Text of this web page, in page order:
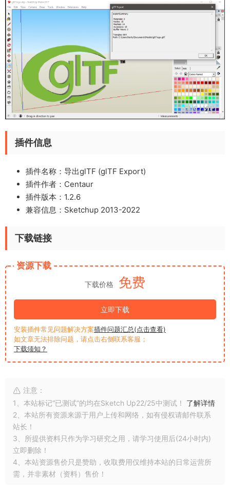
插件信息
插件名称：导出glTF (glTF Export)
插件作者：Centaur
插件版本：1.2.6
兼容信息：Sketchup 2013-2022
下载链接
资源下载
下载价格 免费
立即下载
安装插件常见问题解决方案插件问题汇总(点击查看)
如文章无法排除问题，请点击右侧联系客服；
下载须知？
注意：
1、本站标记“已测试”的均在Sketch Up22/25中测试！ 了解详情
2、本站所有资源来源于用户上传和网络，如有侵权请邮件联系
站长！
3、所提供资料只作为学习研究之用，请学习使用后(24小时内)
立即删除！
4、本站资源售价只是赞助，收取费用仅维持本站的日常运营所
需，并非素材（资料）售价！